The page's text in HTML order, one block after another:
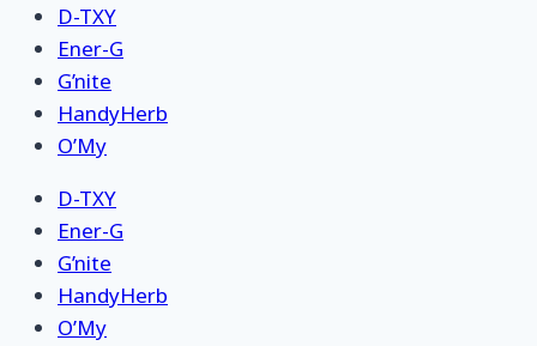
D-TXY
Ener-G
G’nite
HandyHerb
O’My
D-TXY
Ener-G
G’nite
HandyHerb
O’My